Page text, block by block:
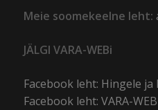
Meie soomekeelne leht:
JÄLGI VARA-WEBi
Facebook leht: Hingele ja
Facebook leht: VARA-